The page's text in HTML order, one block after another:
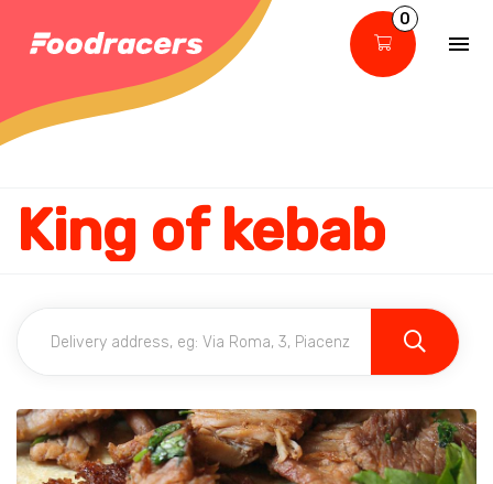
0
King of kebab